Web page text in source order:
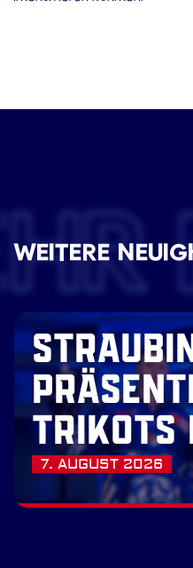
WEITERE
TRIKOTS
SAISON
7. AUGUST 2026